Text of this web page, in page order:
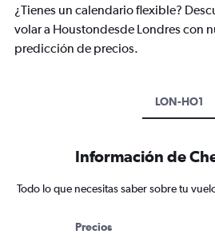
¿Tienes un calendario flexible?
volar a Houstondesde Londres con
predicción de precios.
LON-HO1
Información de
Todo lo que necesitas saber sobre tu
Precios